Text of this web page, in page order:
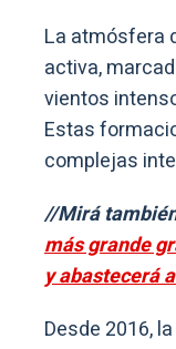
La atmósfera
activa,
vientos
Estas
complejas
//Mirá
más grande
y abastecerá
Desde 2016, la